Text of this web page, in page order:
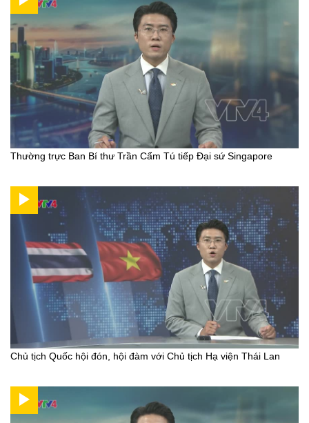
Thường trực Ban Bí thư Trần Cẩm Tú tiếp Đại sứ Singapore
Chủ tịch Quốc hội đón, hội đàm với Chủ tịch Hạ viện Thái Lan